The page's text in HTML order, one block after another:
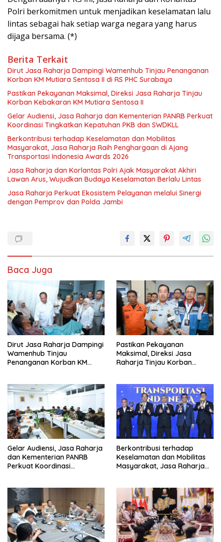
Polri berkomitmen untuk menjadikan keselamatan lalu
lintas sebagai hak setiap warga negara yang harus
dijaga bersama. (*)
Berita Terkait
Dirut Jasa Raharja Dampingi Wamenhub Tinjau Penanganan
Korban KM Mutiara Sentosa II di RS PHC Surabaya
Pastikan Pekayanan Maksimal, Direksi Jasa Raharja Tinjau
Korban Kebakaran KM Mutiara Sentosa II
Gelar Audiensi, Jasa Raharja dan Kementerian PANRB Perkuat
Koordinasi Tingkatkan Kepatuhan PKB dan SWDKLL
Berkontribusi terhadap Keselamatan dan Mobilitas
Masyarakat, Jasa Raharja Raih Penghargaan di Ajang
Transportasi Indonesia Awards 2026
Jasa Raharja dan Korlantas Polri Ajak Masyarakat Akhiri
Lawan Arus, Wujudkan Budaya Keselamatan Berlalu Lintas
Jasa Raharja Perkuat Ekosistem Pelayanan melalui Sinergi
dengan Pemprov dan Polda Jambi
Baca Juga
Dirut Jasa Raharja Dampingi
Wamenhub Tinjau
Penanganan Korban KM
Pastikan Pekayanan
Maksimal, Direksi Jasa
Raharja Tinjau Korban
Gelar Audiensi, Jasa Raharja
dan Kementerian PANRB
Perkuat Koordinasi
Berkontribusi terhadap
Keselamatan dan Mobilitas
Masyarakat, Jasa Raharja
Awards 2026